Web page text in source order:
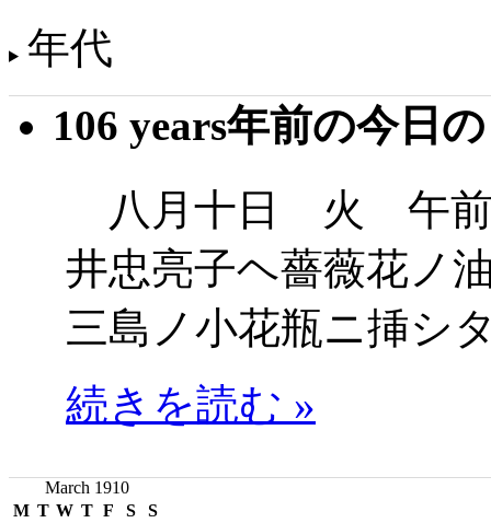
年代
106 years年前の今日
八月十日 火 午前
井忠亮子ヘ薔薇花ノ
三島ノ小花瓶ニ挿シ
続きを読む »
March 1910
M T W T F S S